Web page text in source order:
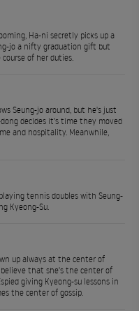
Ha-ni secretly picks up a
jo a nifty graduation gift but
of her duties.
Seung-jo around, but he's just
decides it's time they moved
and hospitality. Meanwhile,
tennis doubles with Seung-
Kyeong-Su.
up always at the center of
that she's the center of
giving Kyeong-su lessons in
the center of gossip.